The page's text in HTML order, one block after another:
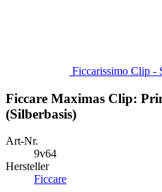
Ficcarissimo Clip -
Ficcare Maximas Clip:
(Silberbasis)
Art-Nr.
9v64
Hersteller
Ficcare